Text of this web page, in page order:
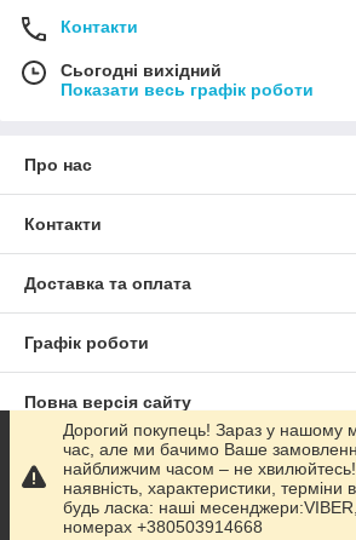
Контакти
Сьогодні вихідний
Показати весь графік роботи
Про нас
Контакти
Доставка та оплата
Графік роботи
Повна версія сайту
Сайт створено на маркетплейсі
Політика конфіденційності
Дорогий покупець! Зараз у нашому
час, але ми бачимо Ваше
найближчим часом – не
наявність, характеристики, терміни
будь ласка: наші
номерах +380503914668